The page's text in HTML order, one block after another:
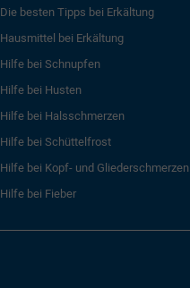
Die besten Tipps bei Erkältung
Hausmittel bei Erkältung
Hilfe bei Schnupfen
Hilfe bei Husten
Hilfe bei Halsschmerzen
Hilfe bei Schüttelfrost
Hilfe bei Kopf- und Gliederschmerzen
Hilfe bei Fieber